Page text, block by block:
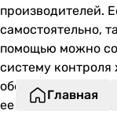
производителей.
самостоятельно,
помощью можно
систему контроля
обеспечение
ее стоимость,
Главная